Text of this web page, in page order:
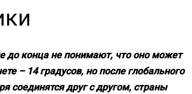
до конца не понимают, что оно может
– 14 градусов, но после глобального
соединятся друг с другом, страны